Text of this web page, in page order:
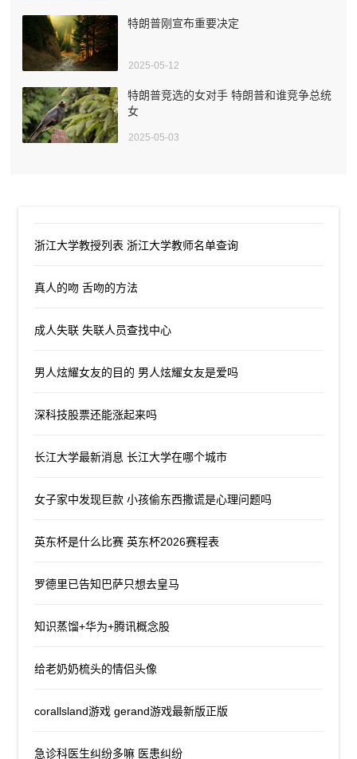
特朗普刚宣布重要决定
2025-05-12
特朗普竞选的女对手 特朗普和谁竞争总统
女
2025-05-03
浙江大学教授列表 浙江大学教师名单查询
真人的吻 舌吻的方法
成人失联 失联人员查找中心
男人炫耀女友的目的 男人炫耀女友是爱吗
深科技股票还能涨起来吗
长江大学最新消息 长江大学在哪个城市
女子家中发现巨款 小孩偷东西撒谎是心理问题吗
英东杯是什么比赛 英东杯2026赛程表
罗德里已告知巴萨只想去皇马
知识蒸馏+华为+腾讯概念股
给老奶奶梳头的情侣头像
corallsland游戏 gerand游戏最新版正版
急诊科医生纠纷多嘛 医患纠纷